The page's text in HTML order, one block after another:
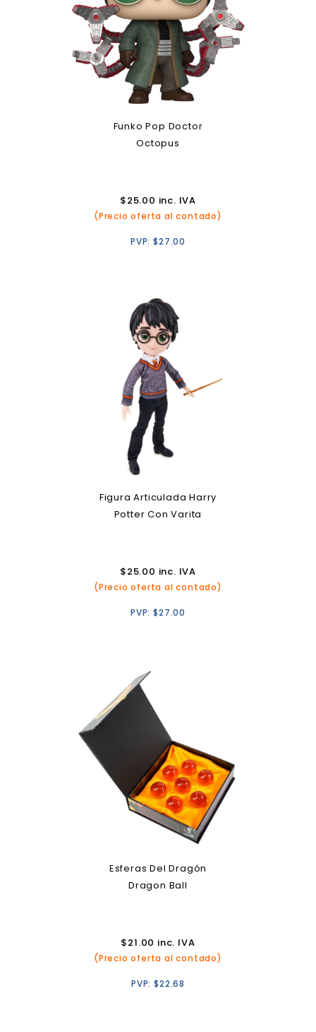
Funko Pop Doctor
Octopus
$25.00 inc. IVA
(Precio oferta al contado)
PVP:$27.00
Figura Articulada Harry
Potter Con Varita
$25.00 inc. IVA
(Precio oferta al contado)
PVP:$27.00
Esferas Del Dragón
Dragon Ball
$21.00 inc. IVA
(Precio oferta al contado)
PVP:$22.68